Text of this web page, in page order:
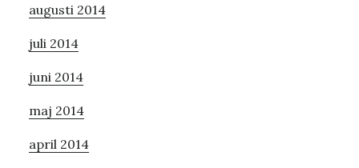
augusti 2014
juli 2014
juni 2014
maj 2014
april 2014